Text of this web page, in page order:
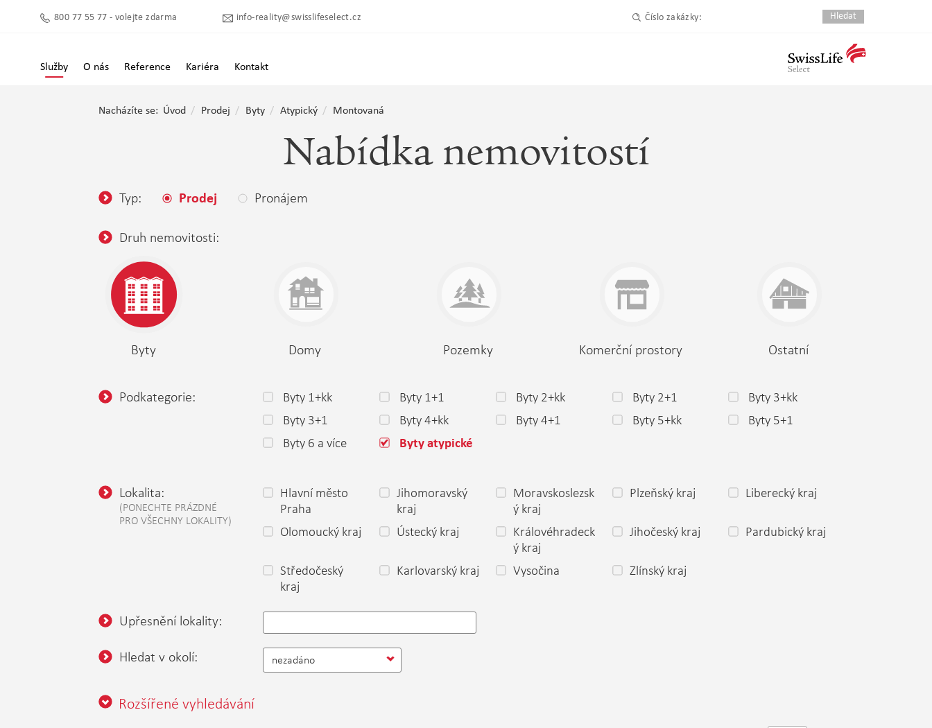
800 77 55 77 - volejte zdarma info-reality@swisslifeselect.cz Číslo zakázky:
Služby O nás Reference Kariéra Kontakt
Nacházíte se: Úvod Prodej Byty Atypický Montovaná
Nabídka nemovitostí
Typ: Prodej Pronájem
Druh nemovitosti:
Byty Domy Pozemky Komerční prostory Ostatní
Podkategorie: Byty 1+kk Byty 1+1 Byty 2+kk Byty 2+1
Byty 3+kk
Byty 3+1
Byty 4+kk Byty 4+1 Byty 5+kk
Byty 5+1
Byty 6 a více
Byty atypické
Lokalita:
(PONECHTE PRÁZDNÉ
PRO VŠECHNY LOKALITY)
Hlavní město
Praha
Jihomoravský
kraj
Moravskoslezsk
ý kraj
Plzeňský kraj Liberecký kraj
Olomoucký kraj Ústecký kraj
Královéhradeck
ý kraj
Jihočeský kraj Pardubický kraj
Středočeský
kraj
Karlovarský kraj Vysočina Zlínský kraj
Upřesnění lokality:
Hledat v okolí: nezadáno
Rozšířené vyhledávání